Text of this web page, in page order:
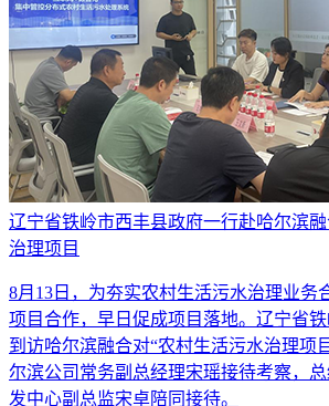
辽宁省铁岭市西丰县政府一行赴哈尔滨
治理项目
8月13日，为夯实农村生活污水治理业务
项目合作，早日促成项目落地。辽宁省
到访哈尔滨融合对“农村生活污水治理项
尔滨公司常务副总经理宋瑶接待考察，
发中心副总监宋卓陪同接待。